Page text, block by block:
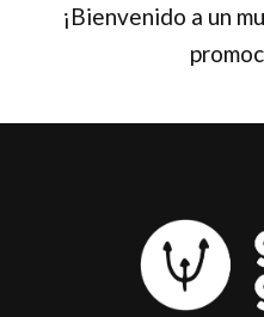
¡Bienvenido a un